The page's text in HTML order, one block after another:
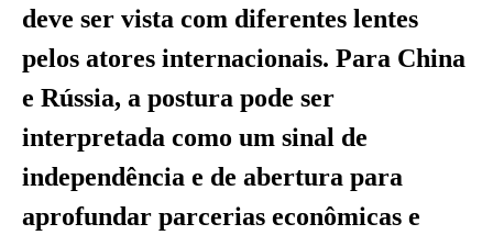
deve ser vista com diferentes lentes
pelos atores internacionais. Para China
e Rússia, a postura pode ser
interpretada como um sinal de
independência e de abertura para
aprofundar parcerias econômicas e